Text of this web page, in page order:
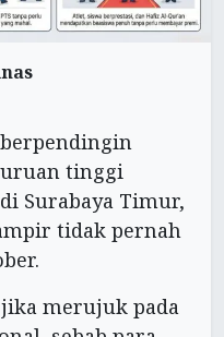
tinggi
Surabaya Timur,
tidak pernah
merujuk pada